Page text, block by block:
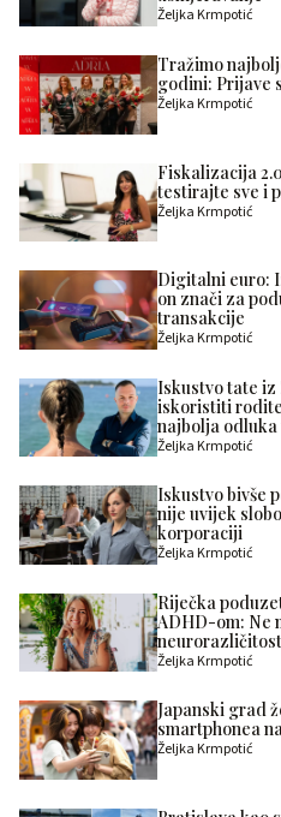
Željka Krmpotić
Tražimo
godini: Prijave
Željka Krmpotić
Fiskalizacija
testirajte sve i
Željka Krmpotić
Digitalni euro:
on znači za
transakcije
Željka Krmpotić
Iskustvo tate iz
iskoristiti
najbolja odluka
Željka Krmpotić
Iskustvo bivše
nije uvijek
korporaciji
Željka Krmpotić
Riječka
ADHD-om: Ne
Željka Krmpotić
Japanski grad
smartphonea
Željka Krmpotić